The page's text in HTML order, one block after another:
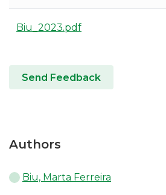
Biu_2023.pdf
Send Feedback
Authors
Biu, Marta Ferreira